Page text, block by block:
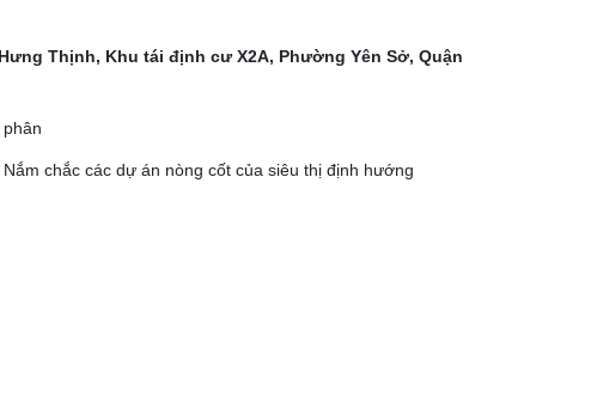
Thịnh, Khu tái định cư X2A, Phường Yên Sở, Quận
chắc các dự án nòng cốt của siêu thị định hướng